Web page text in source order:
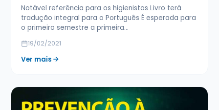
Notável referência para os higienistas Livro terá
tradução integral para o Português É esperada para
o primeiro semestre a primeira…
19/02/2021
Ver mais